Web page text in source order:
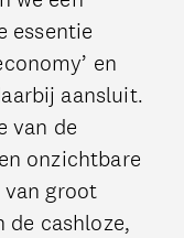
essentie
en
aansluit.
van de
onzichtbare
groot
de cashloze,